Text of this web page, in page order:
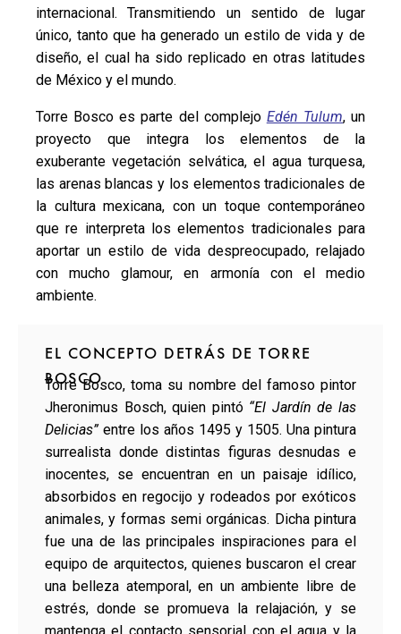
internacional. Transmitiendo un sentido de lugar
único, tanto que ha generado un estilo de vida y de
diseño, el cual ha sido replicado en otras latitudes
de México y el mundo.
Torre Bosco es parte del complejo Edén Tulum, un
proyecto que integra los elementos de la
exuberante vegetación selvática, el agua turquesa,
las arenas blancas y los elementos tradicionales de
la cultura mexicana, con un toque contemporáneo
que re interpreta los elementos tradicionales para
aportar un estilo de vida despreocupado, relajado
con mucho glamour, en armonía con el medio
ambiente.
EL CONCEPTO DETRÁS DE TORRE
BOSCO
Torre Bosco, toma su nombre del famoso pintor
Jheronimus Bosch, quien pintó “El Jardín de las
Delicias”entre los años 1495 y 1505. Una pintura
surrealista donde distintas figuras desnudas e
inocentes, se encuentran en un paisaje idílico,
absorbidos en regocijo y rodeados por exóticos
animales, y formas semi orgánicas. Dicha pintura
fue una de las principales inspiraciones para el
equipo de arquitectos, quienes buscaron el crear
una belleza atemporal, en un ambiente libre de
estrés, donde se promueva la relajación, y se